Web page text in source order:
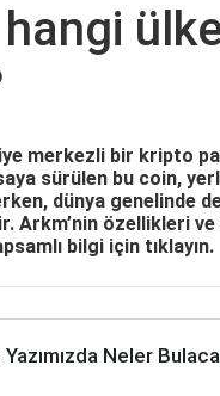
merkezli bir kripto
sürülen bu coin,
dünya genelinde
Arkm’nin özellikleri ve
bilgi için tıklayın.
Yazımızda Neler